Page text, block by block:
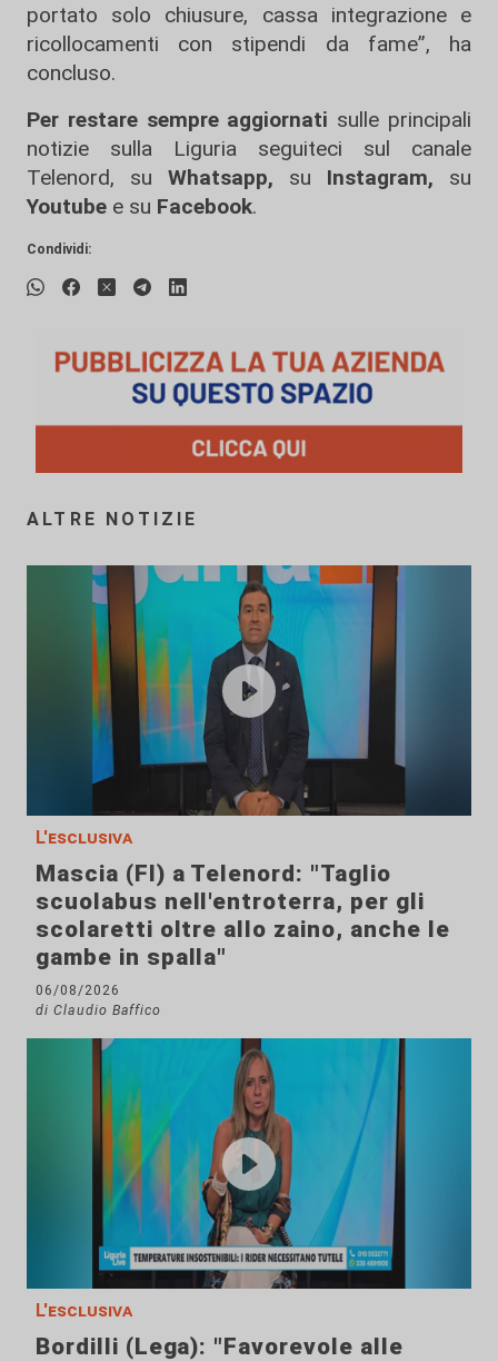
portato solo chiusure, cassa integrazione e
ricollocamenti con stipendi da fame”, ha
concluso.
Per restare sempre aggiornati sulle principali
notizie sulla Liguria seguiteci sul canale
Telenord, su
Whatsapp, su Instagram, su
Youtube e su Facebook.
Condividi:
ALTRE NOTIZIE
L'esclusiva
Mascia (FI) a Telenord: "Taglio
scuolabus nell'entroterra, per gli
scolaretti oltre allo zaino, anche le
gambe in spalla"
06/08/2026
di Claudio Baffico
L'esclusiva
Bordilli (Lega): "Favorevole alle